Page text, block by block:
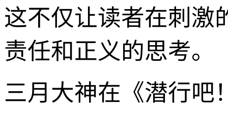
这不仅让读者在刺激
责任和正义的思考。
三月大神在《潜行吧